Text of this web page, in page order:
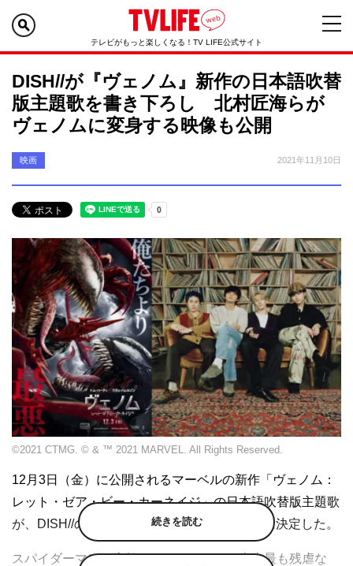
テレビがもっと楽しくなる！TV LIFE公式サイト
DISH//が『ヴェノム』新作の日本語吹替
版主題歌を書き下ろし 北村匠海らが
ヴェノムに変身する映像も公開
映画 2021年11月10日
©2021 CTMG. © & ™ 2021 MARVEL. All Rights Reserved.
12月3日（金）に公開されるマーベルの新作「ヴェノム：
レット・ゼア・ビー・カーネイジ」の日本語吹替版主題歌
が、DISH//の書き下ろし新曲「Shout it out」に決定した。
スパイダーマンの宿敵であり、マーベル史上最も残虐な
続きを読む